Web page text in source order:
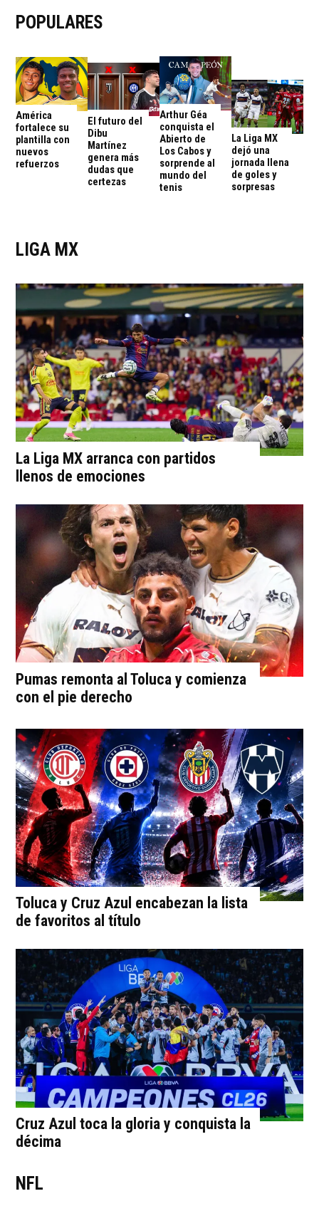
POPULARES
América
fortalece su
plantilla con
nuevos
refuerzos
El futuro del
Dibu
Martínez
genera más
dudas que
certezas
Arthur Géa
conquista el
Abierto de
Los Cabos y
sorprende al
mundo del
tenis
La Liga MX
dejó una
jornada llena
de goles y
sorpresas
LIGA MX
La Liga MX arranca con partidos
llenos de emociones
Pumas remonta al Toluca y comienza
con el pie derecho
Toluca y Cruz Azul encabezan la lista
de favoritos al título
Cruz Azul toca la gloria y conquista la
décima
NFL